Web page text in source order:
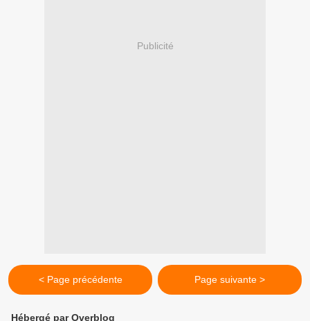
Publicité
< Page précédente Page suivante >
Hébergé par Overblog